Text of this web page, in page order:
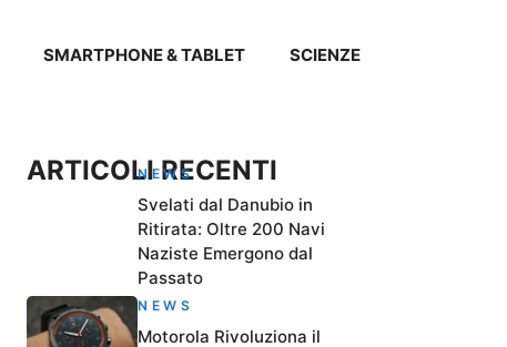
SMARTPHONE & TABLET SCIENZE
ARTICOLI RECENTI
NEWS
Svelati dal Danubio in
Ritirata: Oltre 200 Navi
Naziste Emergono dal
Passato
NEWS
Motorola Rivoluziona il